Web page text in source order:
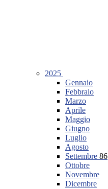
2025
Gennaio
Febbraio
Marzo
Aprile
Maggio
Giugno
Luglio
Agosto
Settembre 86
Ottobre
Novembre
Dicembre